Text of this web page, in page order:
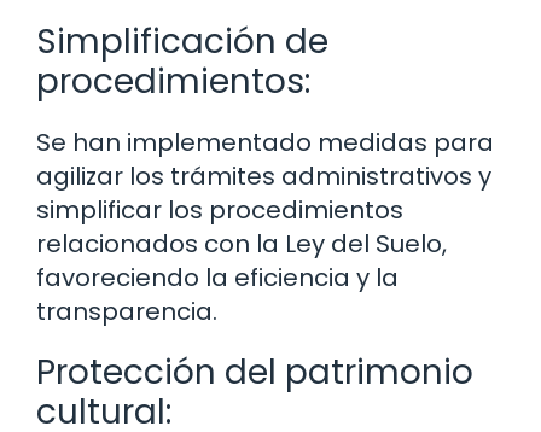
Simplificación de
procedimientos:
Se han implementado medidas para
agilizar los trámites administrativos y
simplificar los procedimientos
relacionados con la Ley del Suelo,
favoreciendo la eficiencia y la
transparencia.
Protección del patrimonio
cultural: